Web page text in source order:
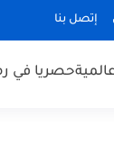
إتصل بنا
حصريا في